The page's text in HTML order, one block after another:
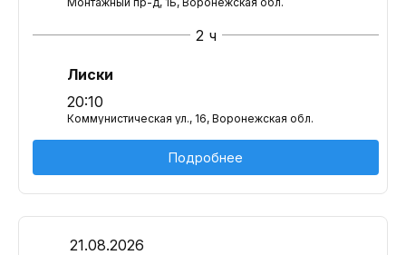
2 ч
Лиски
20:10
Коммунистическая ул., 16, Воронежская обл.
Подробнее
21.08.2026